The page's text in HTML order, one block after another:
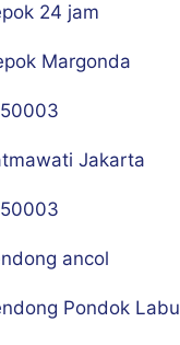
24 jam
Margonda
Jakarta
ancol
Pondok Labu